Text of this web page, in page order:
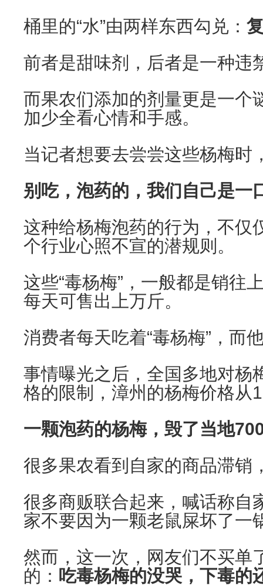
桶里的“水”由两样东西勾兑：
前者是甜味剂，后者是一种违
而果农们添加的剂量更是一个
加少全看心情和手感。
当记者想要去尝尝这些杨梅时
别吃，泡药的，我们自己是一
这种给杨梅泡药的行为，不仅
个行业心照不宣的潜规则。
这些“毒杨梅”，一般都是销往
每天可售出上万斤。
消费者每天吃着“毒杨梅”，而
事情曝光之后，全国多地对杨
格的限制，漳州的杨梅价格从
一颗泡药的杨梅，毁了当地
很多果农看到自家的商品滞销
很多商贩联合起来，喊话称自
家不要因为一颗老鼠屎坏了一
然而，这一次，网友们不买单
的： 吃毒杨梅的没哭，下毒的